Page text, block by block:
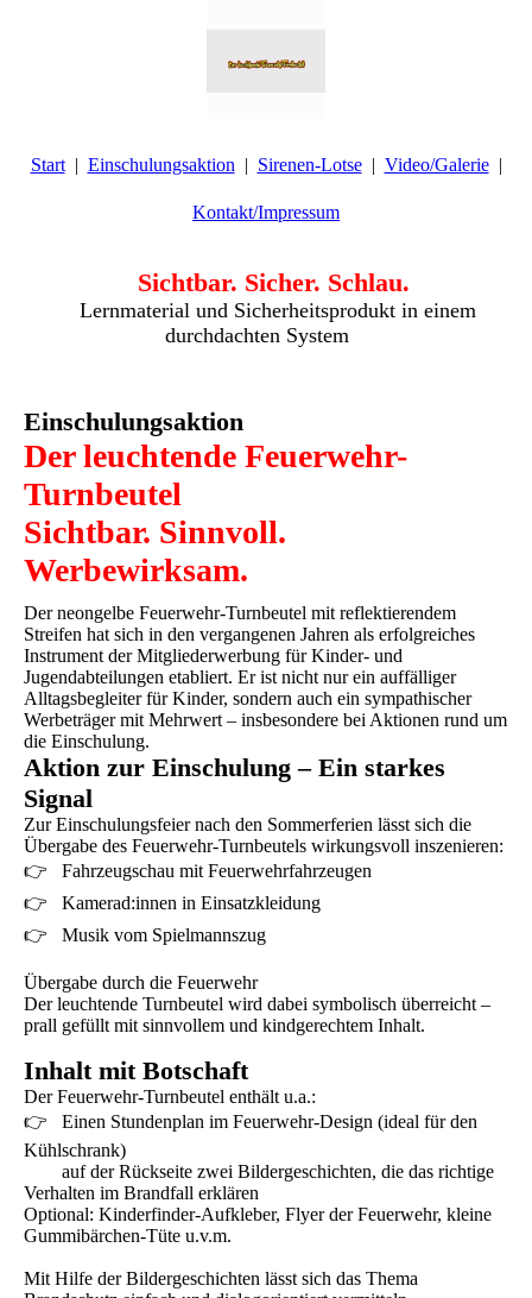
Start Einschulungsaktion Sirenen-Lotse Video/Galerie
Kontakt/Impressum
Sichtbar. Sicher. Schlau.
Lernmaterial und Sicherheitsprodukt in einem
durchdachten System
Einschulungsaktion
Der leuchtende Feuerwehr-
Turnbeutel
Sichtbar. Sinnvoll.
Werbewirksam.
Der neongelbe Feuerwehr-Turnbeutel mit reflektierendem
Streifen hat sich in den vergangenen Jahren als erfolgreiches
Instrument der Mitgliederwerbung für Kinder- und
Jugendabteilungen etabliert. Er ist nicht nur ein auffälliger
Alltagsbegleiter für Kinder, sondern auch ein sympathischer
Werbeträger mit Mehrwert – insbesondere bei Aktionen rund um
die Einschulung.
Aktion zur Einschulung – Ein starkes
Signal
Zur Einschulungsfeier nach den Sommerferien lässt sich die
Übergabe des Feuerwehr-Turnbeutels wirkungsvoll inszenieren:
👉 Fahrzeugschau mit Feuerwehrfahrzeugen
👉 Kamerad:innen in Einsatzkleidung
👉 Musik vom Spielmannszug
Übergabe durch die Feuerwehr
Der leuchtende Turnbeutel wird dabei symbolisch überreicht –
prall gefüllt mit sinnvollem und kindgerechtem Inhalt.
Inhalt mit Botschaft
Der Feuerwehr-Turnbeutel enthält u.a.:
👉 Einen Stundenplan im Feuerwehr-Design (ideal für den
Kühlschrank)
auf der Rückseite zwei Bildergeschichten, die das richtige
Verhalten im Brandfall erklären
Optional: Kinderfinder-Aufkleber, Flyer der Feuerwehr, kleine
Gummibärchen-Tüte u.v.m.
Mit Hilfe der Bildergeschichten lässt sich das Thema